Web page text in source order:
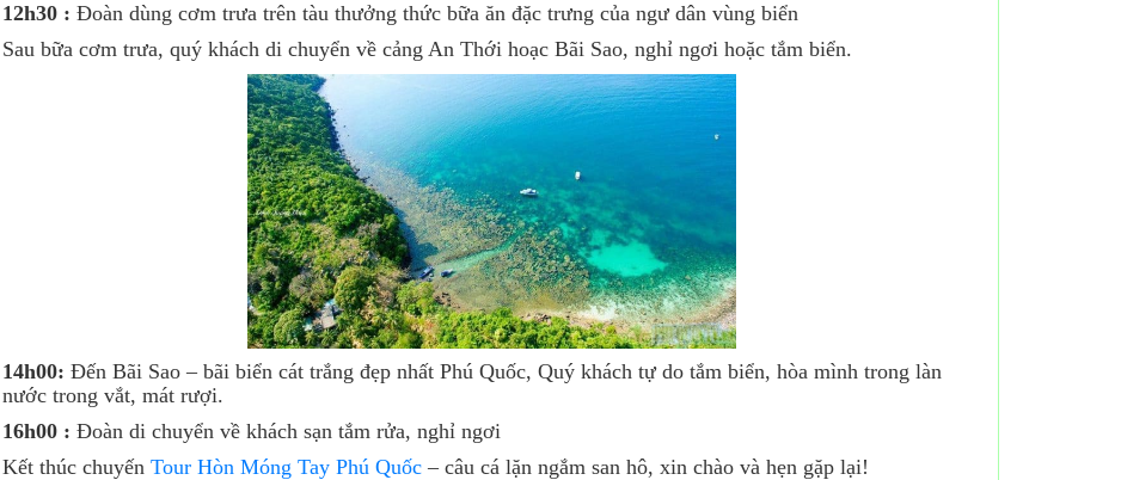
12h30 : Đoàn dùng cơm trưa trên tàu thưởng thức bữa ăn đặc trưng của ngư dân vùng biển
Sau bữa cơm trưa, quý khách di chuyển về cảng An Thới hoạc Bãi Sao, nghỉ ngơi hoặc tắm biển.
14h00: Đến Bãi Sao – bãi biển cát trắng đẹp nhất Phú Quốc, Quý khách tự do tắm biển, hòa mình trong làn
nước trong vắt, mát rượi.
16h00 : Đoàn di chuyển về khách sạn tắm rửa, nghỉ ngơi
Kết thúc chuyến Tour Hòn Móng Tay Phú Quốc – câu cá lặn ngắm san hô, xin chào và hẹn gặp lại!